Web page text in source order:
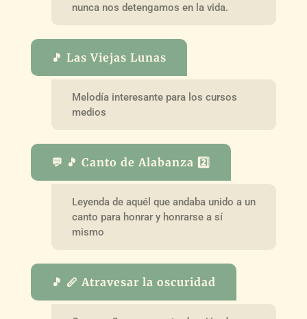
nunca nos detengamos en la vida.
🎵 Las Viejas Lunas
Melodía interesante para los cursos
medios
💬 🎵 Canto de Alabanza 2️⃣
Leyenda de aquél que andaba unido a un
canto para honrar y honrarse a sí
mismo
🎵 🪈 Atravesar la oscuridad